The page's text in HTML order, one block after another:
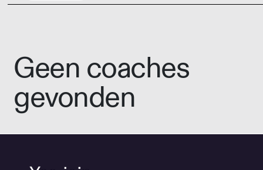
Geen coaches
gevonden